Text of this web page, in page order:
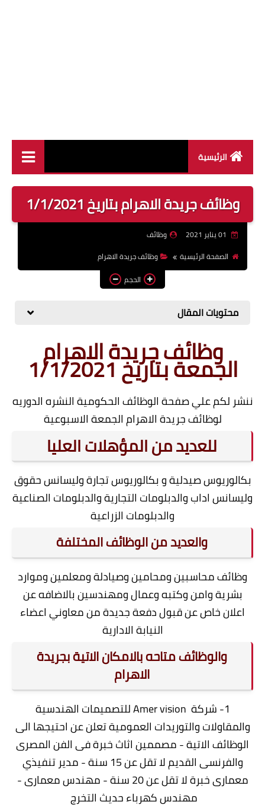
الرئيسية
وظائف القطاع العام
وظائف القطاع الخاص
وظائف وزارة القوى العاملة
وظائف اعضاء هيئة تدريس
وظائف جريدة الاهرام بتاريخ 1/1/2021
وظائف
الصفحة الرئيسية
وظائف جريدة الاهرام
الحجم
محتويات المقال
وظائف جريدة الاهرام
الجمعة بتاريخ 1/1/2021
ننشر لكم علي صفحة الوظائف الحكومية النشره الدوريه
لوظائف جريدة الاهرام الجمعة الاسبوعية
للعديد من المؤهلات العليا
بكالوريوس صيدلية و بكالوريوس تجارة وليسانس حقوق
وليسانس اداب والدبلومات التجارية والدبلومات الصناعية
والدبلومات الزراعية
والعديد من الوظائف المختلفة
وظائف محاسبين ومحامين وصيادلة ومعلمين وموارد
بشرية وامن وكتبه وعمال ومهندسين بالاضافه عن
اعلان خاص عن قبول دفعة جديدة من معاوني اعضاء
النيابة الادارية
والوظائف متاحه بالامكان الاتية بجريدة
الاهرام
1- شركة Amer vision للتصميمات الهندسية
والمقاولات والتوريدات العمومية تعلن عن احتيجها الى
الوظائف الاتية - مصممين اثاث خبرة فى الفن المصرى
والفرنسى القديم لا تقل عن 15 سنة - مدير تنفيذي
معمارى خبرة لا تقل عن 20 سنة - مهندس معمارى -
مهندس كهرباء حديث التخرج